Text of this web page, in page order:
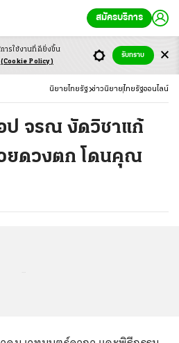
สมัครบริการ
นิยายไทยรัฐ ข่าวนิยาย ไทยรัฐออนไลน์
ป จรณ งัดวิชาแก้
ยดวงตก โดนคุณ
ารใช้งานที่ดียิ่งขึ้น
(Cookie Policy)
รับทราบ